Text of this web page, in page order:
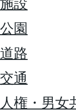
施設
公園
道路
交通
人権・男女